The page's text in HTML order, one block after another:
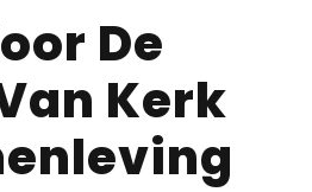
De
Kerk